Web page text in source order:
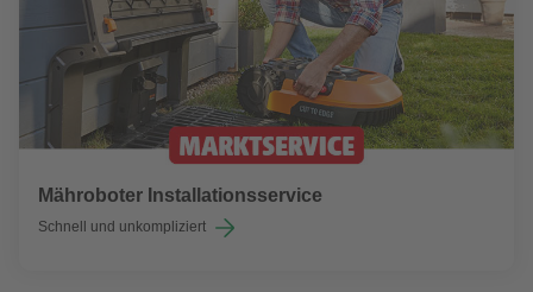
Mähroboter Installationsservice
Schnell und unkompliziert